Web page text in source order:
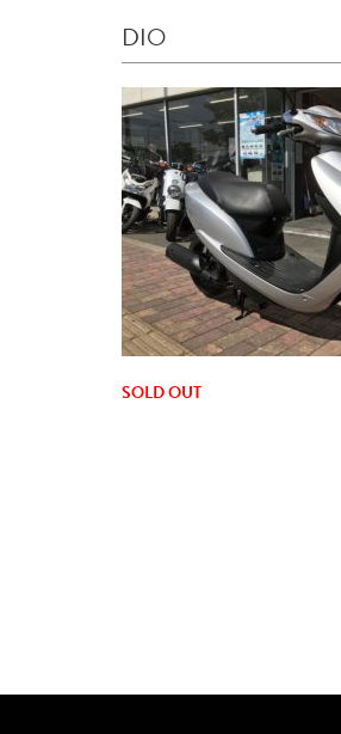
DIO
SOLD OUT